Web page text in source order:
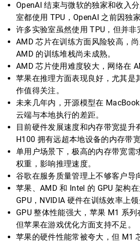
OpenAI 结束与微软的独家和收入
室都使用 TPU，OpenAI 之前因独
许多实验室虽然使用 TPU，但并非
AMD 芯片在训练方面风险较高，
AMD 的训练堆栈尚未成熟。
AMD 芯片使用难度较大，网络在
苹果在推理方面表现良好，尤其是
作值得关注。
未来几年内，开源模型在
云端与本地执行的差距。
目前硬件发展速度和内存带宽提
H100 拥有远超本地设备的内存带宽
单用户场景下，极高的内存带宽需
权重，影响推理速度。
谷歌在服务质量管理上不够客户导
苹果、AMD 和 Intel 的 GPU 架构
GPU，NVIDIA 硬件在训练效率上领
GPU 整体性能强大，苹果 M1 系
但苹果在游戏优化方面支持不足。
苹果的硬件性能常被夸大，但 M1